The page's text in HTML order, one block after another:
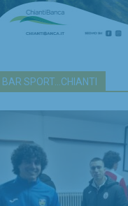
BAR SPORT...CHIANTI